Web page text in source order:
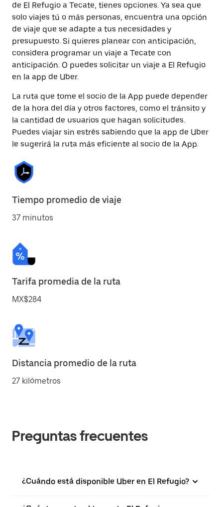
de El Refugio a Tecate, tienes opciones. Ya sea que
solo viajes tú o más personas, encuentra una opción
de viaje que se adapte a tus necesidades y
presupuesto. Si quieres planear con anticipación,
considera programar un viaje a Tecate con
anticipación. O puedes solicitar un viaje a El Refugio
en la app de Uber.
La ruta que tome el socio de la App puede depender
de la hora del día y otros factores, como el tránsito y
la cantidad de usuarios que hagan solicitudes.
Puedes viajar sin estrés sabiendo que la app de Uber
le sugerirá la ruta más eficiente al socio de la App.
Tiempo promedio de viaje
37 minutos
Tarifa promedia de la ruta
MX$284
Distancia promedio de la ruta
27 kilómetros
Preguntas frecuentes
¿Cuándo está disponible Uber en El Refugio?